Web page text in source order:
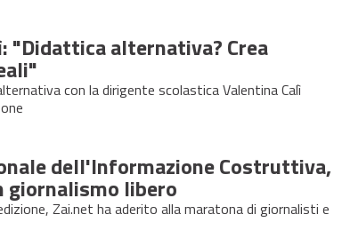
"Didattica alternativa? Crea
con la dirigente scolastica Valentina Calì
dell'Informazione Costruttiva,
giornalismo libero
Zai.net ha aderito alla maratona di giornalisti e